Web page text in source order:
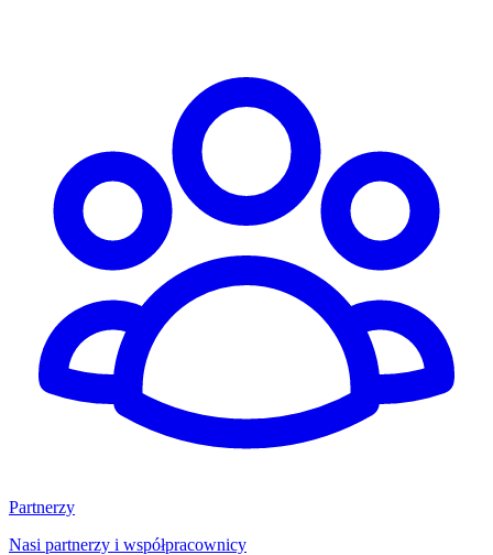
Partnerzy
Nasi partnerzy i współpracownicy